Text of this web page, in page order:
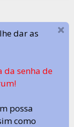
dar as
da senha de
possa
como